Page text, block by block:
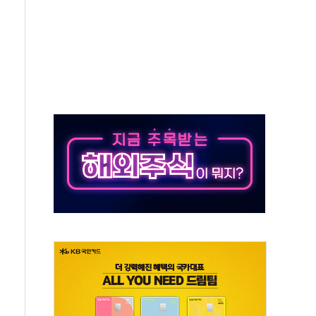
…순이익 흑자 전환
중과세는 과세 원칙 어긋나"
서한…"표현의 자유 위협"
경기·충북 선관위 등 추가 압수수색
', 30일 2주년 기념 행사
...RSU 세제지원 긍정 검토되길"
상 환경부분 최우수상 수상